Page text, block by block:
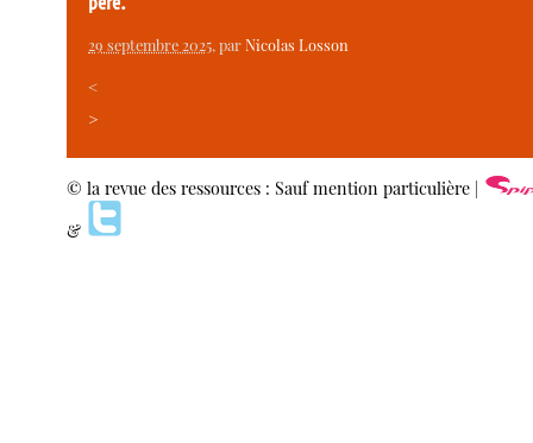
29 septembre 2025, parNicolas Losson
<
>
© la revue des ressources : Sauf mention particulière |
&